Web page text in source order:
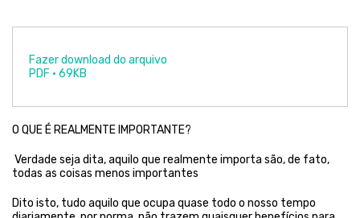
Fazer download do arquivo
PDF • 69KB
O QUE É REALMENTE IMPORTANTE?
Verdade seja dita, aquilo que realmente importa são, de fato,
todas as coisas menos importantes
Dito isto, tudo aquilo que ocupa quase todo o nosso tempo